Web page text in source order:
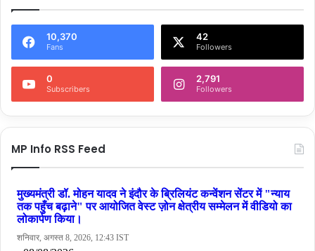
10,370
Fans
42
Followers
0
Subscribers
2,791
Followers
MP Info RSS Feed